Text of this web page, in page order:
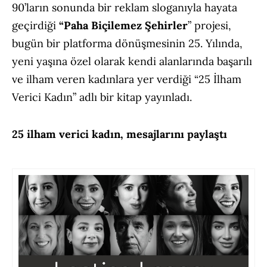
90’ların sonunda bir reklam sloganıyla hayata
geçirdiği “Paha Biçilemez Şehirler” projesi,
bugün bir platforma dönüşmesinin 25. Yılında,
yeni yaşına özel olarak kendi alanlarında başarılı
ve ilham veren kadınlara yer verdiği “25 İlham
Verici Kadın” adlı bir kitap yayınladı.
25 ilham verici kadın, mesajlarını paylaştı